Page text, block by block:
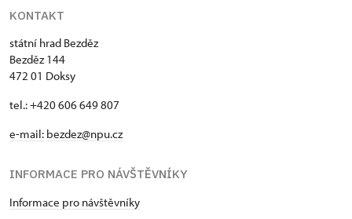
KONTAKT
státní hrad Bezděz
Bezděz 144
472 01 Doksy
tel.: +420 606 649 807
e-mail: bezdez@npu.cz
INFORMACE PRO NÁVŠTĚVNÍKY
Informace pro návštěvníky